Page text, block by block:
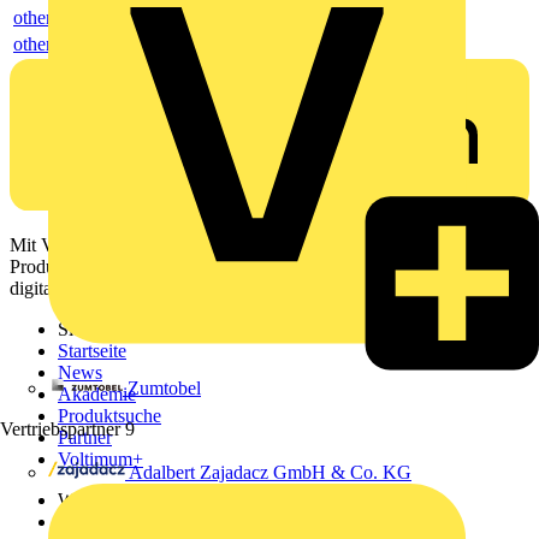
Zumtobel
Vertriebspartner 9
Adalbert Zajadacz GmbH & Co. KG
others
others
Mit Voltimum erhalten Elektrofachkräfte Zugang zu Branchennews,
Produktinformationen, Schulungen und Tools – alles auf einer
digitalen Plattform und Community.
Sitemap
Startseite
News
Akademie
Produktsuche
Partner
Voltimum+
Weitere Links